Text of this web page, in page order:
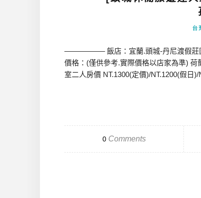
台
—————– 飯店：宜蘭.頭城-丹尼渡假莊園
價格：(僅供參考.實際價格以店家為準) 荷
室二人房價 NT.1300(定價)/NT.1200(假日
0Comments